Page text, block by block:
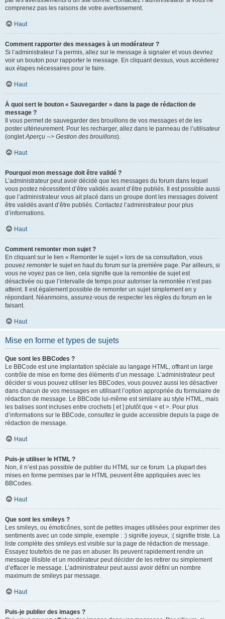
comprenez pas les raisons de votre avertissement.
Haut
Comment rapporter des messages à un modérateur ?
Si l’administrateur l’a permis, allez sur le message à signaler et vous devriez
voir un bouton pour rapporter le message. En cliquant dessus, vous accéderez
aux étapes nécessaires pour le faire.
Haut
À quoi sert le bouton « Sauvegarder » dans la page de rédaction de
message ?
Il vous permet de sauvegarder des brouillons de vos messages et de les
poster ultérieurement. Pour les recharger, allez dans le panneau de l’utilisateur
(ongletAperçu --> Gestion des brouillons).
Haut
Pourquoi mon message doit être validé ?
L’administrateur peut avoir décidé que les messages du forum dans lequel
vous postez nécessitent d’être validés avant d’être publiés. Il est possible aussi
que l’administrateur vous ait placé dans un groupe dont les messages doivent
être validés avant d’être publiés. Contactez l’administrateur pour plus
d’informations.
Haut
Comment remonter mon sujet ?
En cliquant sur le lien « Remonter le sujet » lors de sa consultation, vous
pouvez remonterle sujet en haut du forum sur la première page. Par ailleurs, si
vous ne voyez pas ce lien, cela signifie que la remontée de sujet est
désactivée ou que l’intervalle de temps pour autoriser la remontée n’est pas
atteint. Il est également possible de remonter un sujet simplement en y
répondant. Néanmoins, assurez-vous de respecter les règles du forum en le
faisant.
Haut
Mise en forme et types de sujets
Que sont les BBCodes ?
Le BBCode est une implantation spéciale au langage HTML, offrant un large
contrôle de mise en forme des éléments d’un message. L’administrateur peut
décider si vous pouvez utiliser les BBCodes, vous pouvez aussi les désactiver
dans chacun de vos messages en utilisant l’option appropriée du formulaire de
rédaction de message. Le BBCode lui-même est similaire au style HTML, mais
les balises sont incluses entre crochets [ et ] plutôt que < et >. Pour plus
d’informations sur le BBCode, consultez le guide accessible depuis la page de
rédaction de message.
Haut
Puis-je utiliser le HTML ?
Non, il n’est pas possible de publier du HTML sur ce forum. La plupart des
mises en forme permises par le HTML peuvent être appliquées avec les
BBCodes.
Haut
Que sont les smileys ?
Les smileys, ou émoticônes, sont de petites images utilisées pour exprimer des
sentiments avec un code simple, exemple : :) signifie joyeux, :( signifie triste. La
liste complète des smileys est visible sur la page de rédaction de message.
Essayez toutefois de ne pas en abuser. Ils peuvent rapidement rendre un
message illisible et un modérateur peut décider de les retirer ou simplement
d’effacer le message. L’administrateur peut aussi avoir défini un nombre
maximum de smileys par message.
Haut
Puis-je publier des images ?